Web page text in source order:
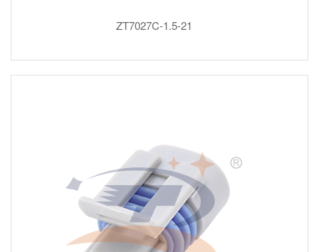
ZT7027C-1.5-21